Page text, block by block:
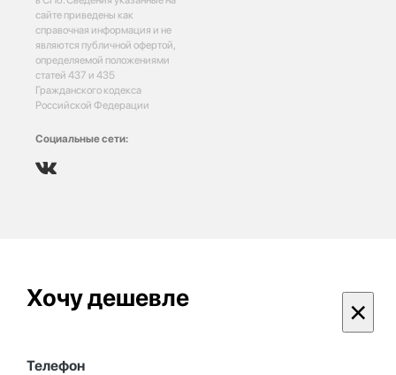
сайте приведены как
справочная информация и не
являются публичной офертой,
определяемой положениями
статей 437 и 435
Гражданского кодекса
Российской Федерации
Социальные сети:
Хочу дешевле ×
Телефон